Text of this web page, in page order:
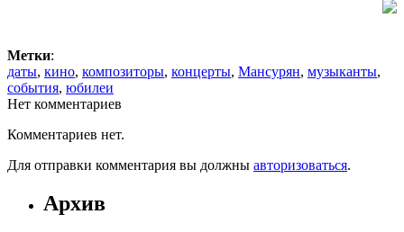
Метки:
даты, кино, композиторы, концерты, Мансурян, музыканты,
события, юбилеи
Нет комментариев
Комментариев нет.
Для отправки комментария вы должны авторизоваться.
Архив